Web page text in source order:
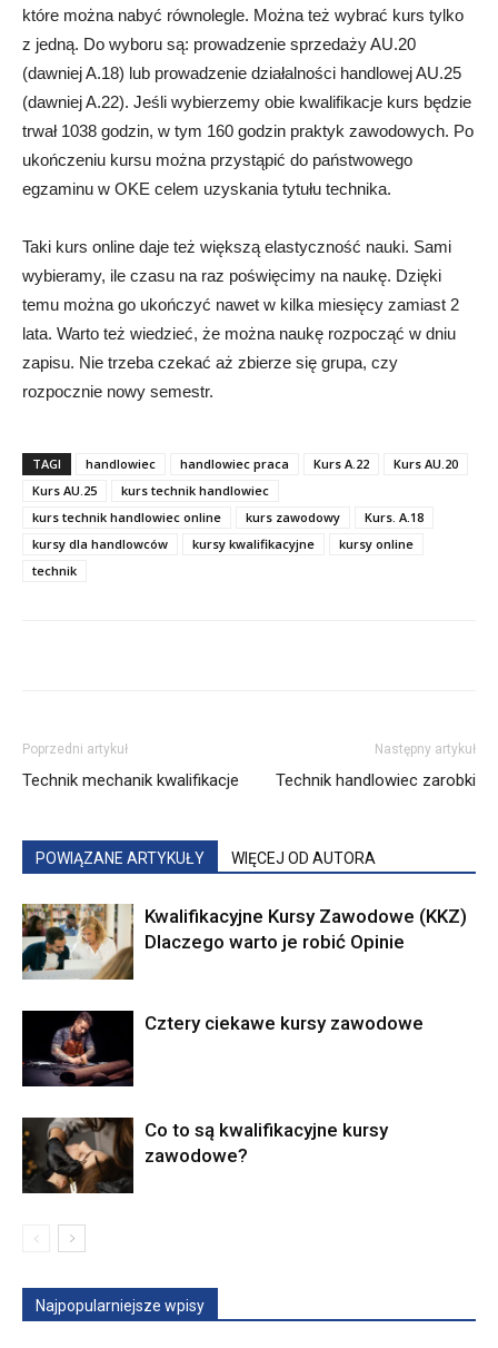
które można nabyć równolegle. Można też wybrać kurs tylko
z jedną. Do wyboru są: prowadzenie sprzedaży AU.20
(dawniej A.18) lub prowadzenie działalności handlowej AU.25
(dawniej A.22). Jeśli wybierzemy obie kwalifikacje kurs będzie
trwał 1038 godzin, w tym 160 godzin praktyk zawodowych. Po
ukończeniu kursu można przystąpić do państwowego
egzaminu w OKE celem uzyskania tytułu technika.
Taki kurs online daje też większą elastyczność nauki. Sami
wybieramy, ile czasu na raz poświęcimy na naukę. Dzięki
temu można go ukończyć nawet w kilka miesięcy zamiast 2
lata. Warto też wiedzieć, że można naukę rozpocząć w dniu
zapisu. Nie trzeba czekać aż zbierze się grupa, czy
rozpocznie nowy semestr.
TAGI handlowiec handlowiec praca Kurs A.22
Kurs AU.20
Kurs AU.25
kurs technik handlowiec
kurs technik handlowiec online
kurs zawodowy
Kurs. A.18
kursy dla handlowców
kursy kwalifikacyjne
kursy online
technik
Poprzedni artykuł
Technik mechanik kwalifikacje
Następny artykuł
Technik handlowiec zarobki
POWIĄZANE ARTYKUŁY WIĘCEJ OD AUTORA
Kwalifikacyjne Kursy Zawodowe (KKZ)
Dlaczego warto je robić Opinie
Cztery ciekawe kursy zawodowe
Co to są kwalifikacyjne kursy
zawodowe?
Najpopularniejsze wpisy